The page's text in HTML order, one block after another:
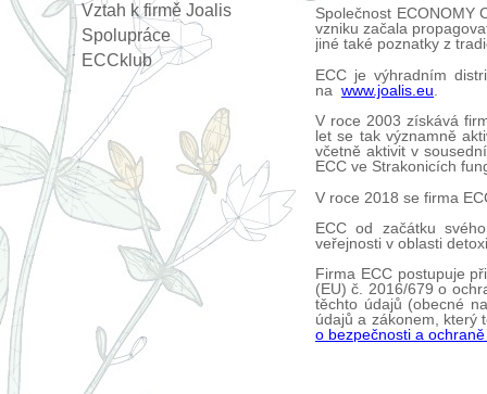
Vztah k firmě Joalis
Spolupráce
ECCklub
Společnost ECONOMY
vzniku začala
jiné také poznatky z
ECC je výhradním
na www.joalis.eu
V roce 2003 získává
let se tak významně
včetně aktivit v
ECC ve Strakonicích
V roce 2018 se firma
ECC od začátku
veřejnosti v oblasti
Firma ECC postupuje
(EU) č. 2016/679 o
těchto údajů (obecné
údajů a zákonem, který
o bezpečnosti a